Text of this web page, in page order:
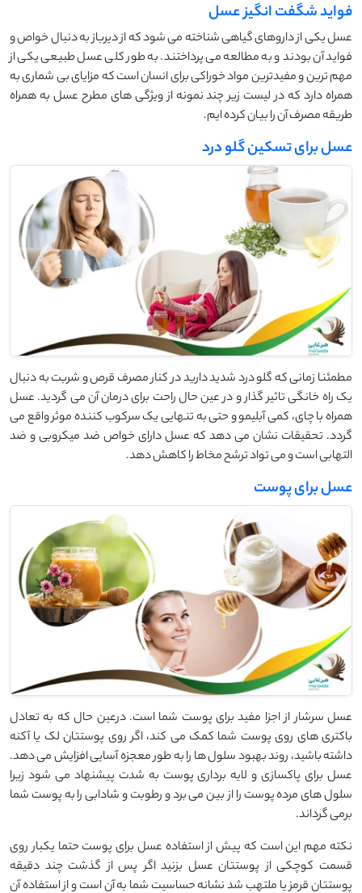
فواید شگفت انگیز عسل
عسل یکی از داروهای گیاهی شناخته می شود که از دیرباز به دنبال خواص و
فواید آن بودند و به مطالعه می پرداختند. به طور کلی عسل طبیعی یکی از
مهم ترین و مفیدترین مواد خوراکی برای انسان است که مزایای بی شماری به
همراه دارد که در لیست زیر چند نمونه از ویژگی های مطرح عسل به همراه
طریقه مصرف آن را بیان کرده ایم.
عسل برای تسکین گلو درد
مطمئنا زمانی که گلو درد شدید دارید در کنار مصرف قرص و شربت به دنبال
یک راه خانگی تاثیر گذار و در عین حال راحت برای درمان آن می گردید. عسل
همراه با چای، کمی آبلیمو و حتی به تنهایی یک سرکوب کننده موثر واقع می
گردد. تحقیقات نشان می دهد که عسل دارای خواص ضد میکروبی و ضد
التهابی است و می تواد ترشح مخاط را کاهش دهد.
عسل برای پوست
عسل سرشار از اجزا مفید برای پوست شما است. درعین حال که به تعادل
باکتری های روی پوست شما کمک می کند، اگر روی پوستتان لک یا آکنه
داشته باشید، روند بهبود سلول ها را به طور معجزه آسایی افزایش می دهد.
عسل برای پاکسازی و لایه برداری پوست به شدت پیشنهاد می شود زیرا
سلول های مرده پوست را از بین می برد و رطوبت و شادابی را به پوست شما
برمی گرداند.
نکته مهم این است که پیش از استفاده عسل برای پوست حتما یکبار روی
قسمت کوچکی از پوستتان عسل بزنید اگر پس از گذشت چند دقیقه
پوستتان قرمز یا ملتهب شد نشانه حساسیت شما به آن است و از استفاده آن